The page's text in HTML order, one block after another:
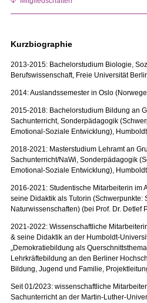
Kurzbiographie
2013-2015: Bachelorstudium Biologie,
Berufswissenschaft, Freie Universität
2014: Auslandssemester in Oslo
2015-2018: Bachelorstudium Bildung an
Sachunterricht, Sonderpädagogik
Emotional-Soziale Entwicklung),
2018-2021: Masterstudium Lehramt an
Sachunterricht/NaWi, Sonderpädagogik
Emotional-Soziale Entwicklung),
2016-2021: Studentische Mitarbeiterin im
seine Didaktik als Tutorin (Schwerpunkte:
Naturwissenschaften) (bei Prof. Dr. Detlef
2021-2022: Wissenschaftliche
& seine Didaktik an der Humboldt-
„Demokratiebildung als
Lehrkräftebildung an den Berliner
Bildung, Jugend und Familie,
Seit 01/2023: wissenschaftliche
Sachunterricht an der Martin-Luther-